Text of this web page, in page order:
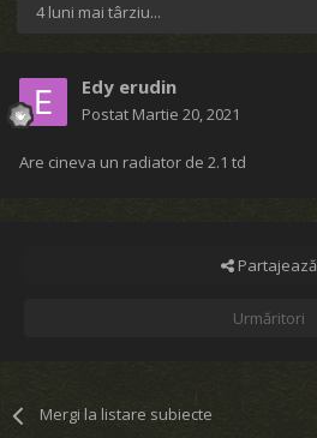
4 luni mai târziu...
Edy erudin
Postat Martie 20, 2021
Are cineva un radiator de 2.1 td
Partajează
Urmăritori
Mergi la listare subiecte